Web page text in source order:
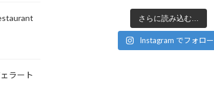
ラート
さらに読み込む...
Instagram でフォロー